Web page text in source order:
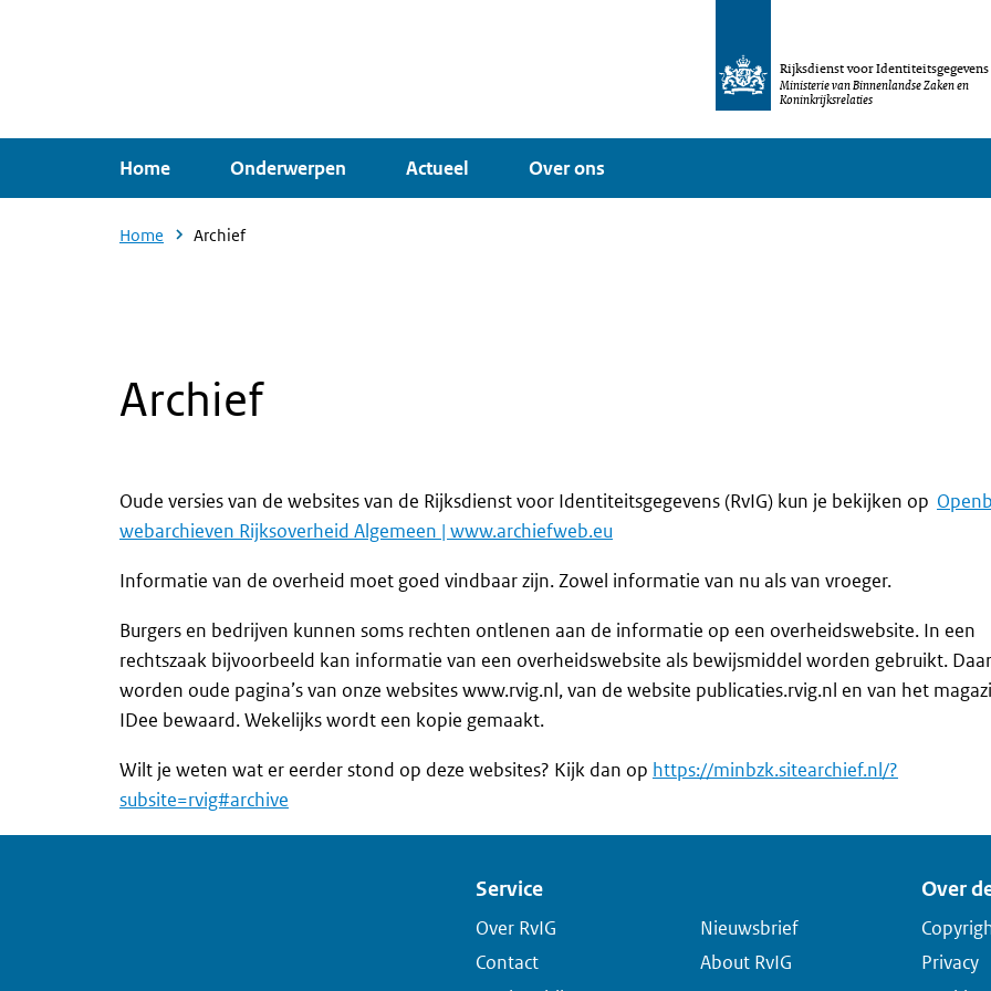
de
gaan
Rijksdienst voor Identiteitsgegevens
Ministerie van Binnenlandse Zaken en
Koninkrijksrelaties
Home Onderwerpen Actueel Over ons
Home Archief
Archief
Oude versies van de websites van de Rijksdienst voor Identiteitsgegevens (RvIG) kun je bekijken op
webarchieven Rijksoverheid Algemeen | www.archiefweb.eu
Informatie van de overheid moet goed vindbaar zijn. Zowel informatie van nu als van vroeger.
Burgers en bedrijven kunnen soms rechten ontlenen aan de informatie op een overheidswebsite. In een
rechtszaak bijvoorbeeld kan informatie van een overheidswebsite als bewijsmiddel worden gebruikt.
worden oude pagina’s van onze websites www.rvig.nl, van de website publicaties.rvig.nl en van het
IDee bewaard. Wekelijks wordt een kopie gemaakt.
Wilt je weten wat er eerder stond op deze websites? Kijk dan op https://minbzk.sitearchief.nl/?
subsite=rvig#archive
Service
Over RvIG
Contact
Nieuwsbrief
About RvIG
Over
Privacy